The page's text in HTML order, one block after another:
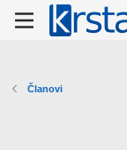
Članovi